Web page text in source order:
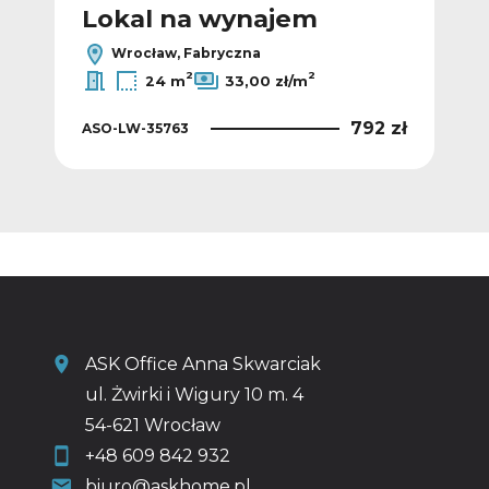
Lokal na wynajem
Wrocław, Fabryczna
24 m2 33,00 zł/m2
ASO-LW-35763 792 zł
ASK Office Anna Skwarciak
ul. Żwirki i Wigury 10 m. 4
54-621 Wrocław
+48 609 842 932